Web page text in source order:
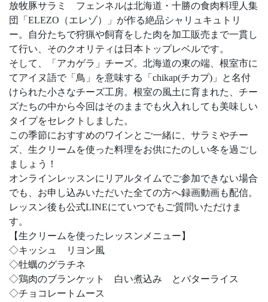
放牧豚サラミ フェンネルは北海道・十勝の食肉料理人集
団「ELEZO（エレゾ）」が作る絶品シャリュキュトリ
ー。自分たちで狩猟や飼育をした肉を加工販売まで一貫し
て行い、そのクオリティは日本トップレベルです。
そして、「アカゲラ」チーズ。北海道の東の端、根室市に
てアイヌ語で「鳥」を意味する「chikap(チカプ)」と名付
けられた小さなチーズ工房。根室の風土に育まれた、チー
ズたちの中から今回はそのままでも火入れしても美味しい
タイプをセレクトしました。
この季節におすすめのワインとご一緒に、サラミやチー
ズ、生クリームを使った料理をお供にたのしい冬を過ごし
ましょう！
オンラインレッスンにリアルタイムでご参加できない場合
でも、お申し込みいただいた全ての方へ録画動画も配信。
レッスン後も公式LINEにていつでもご質問いただけま
す。
【生クリームを使ったレッスンメニュー】
◇キッシュ リヨン風
◇牡蠣のグラチネ
◇鶏肉のブランケット 白い煮込み とバターライス
◇チョコレートムース